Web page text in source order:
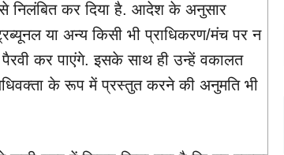
निलंबित कर दिया है. आदेश के अनुसार
या अन्य किसी भी प्राधिकरण/मंच पर न
कर पाएंगे. इसके साथ ही उन्हें वकालत
के रूप में प्रस्तुत करने की अनुमति भी